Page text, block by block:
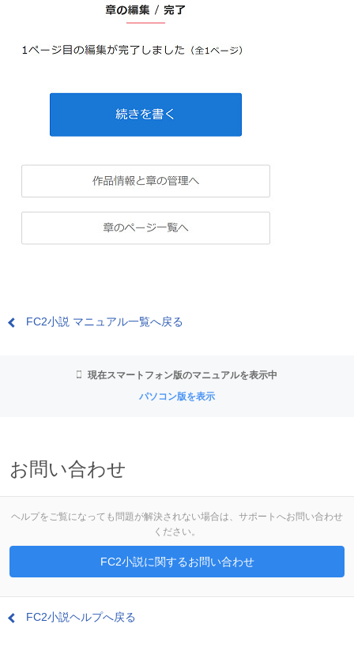
FC2小説 マニュアル一覧へ戻る
現在スマートフォン版のマニュアルを表示中
パソコン版を表示
お問い合わせ
ヘルプをご覧になっても問題が解決されない場合は、サポートへお問い合わせ
ください。
FC2小説に関するお問い合わせ
FC2小説ヘルプへ戻る